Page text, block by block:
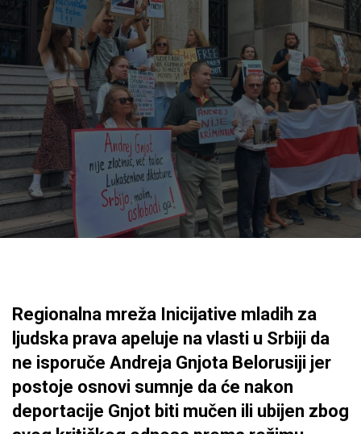
Regionalna mreža Inicijative mladih za
ljudska prava apeluje na vlasti u Srbiji da
ne isporuče Andreja Gnjota Belorusiji jer
postoje osnovi sumnje da će nakon
deportacije Gnjot biti mučen ili ubijen zbog